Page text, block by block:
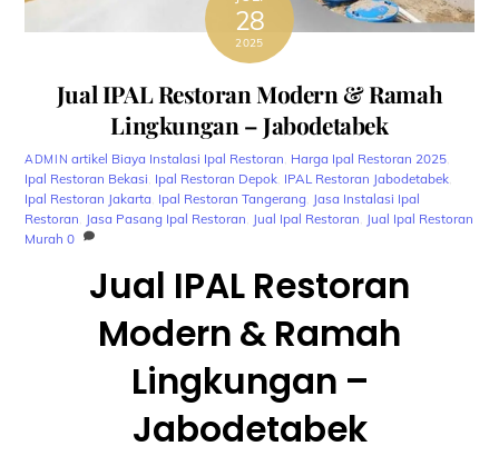
28
2025
Jual IPAL Restoran Modern & Ramah
Lingkungan – Jabodetabek
ADMIN artikel Biaya Instalasi Ipal Restoran, Harga Ipal Restoran 2025,
Ipal Restoran Bekasi, Ipal Restoran Depok, IPAL Restoran Jabodetabek,
Ipal Restoran Jakarta, Ipal Restoran Tangerang, Jasa Instalasi Ipal
Restoran, Jasa Pasang Ipal Restoran, Jual Ipal Restoran, Jual Ipal Restoran
Murah 0
Jual IPAL Restoran
Modern & Ramah
Lingkungan –
Jabodetabek